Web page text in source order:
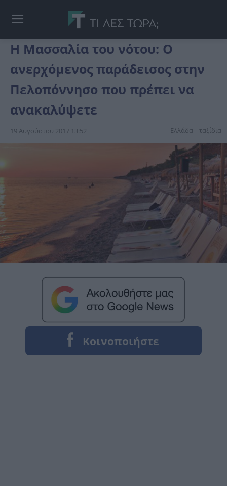
Η Μασσαλία του νότου: Ο
ανερχόμενος παράδεισος στην
Πελοπόννησο που πρέπει να
ανακαλύψετε
19 Αυγούστου 2017 13:52 Ελλάδα ταξίδια